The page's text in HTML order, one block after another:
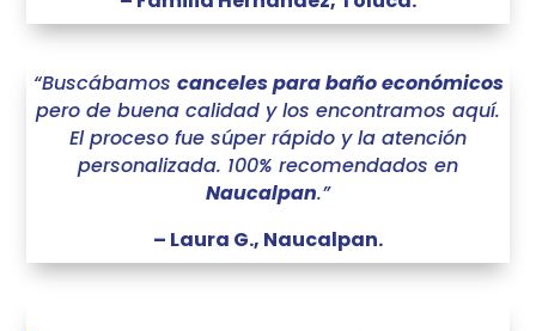
“Buscábamos canceles para baño económicos
pero de buena calidad y los encontramos aquí.
El proceso fue súper rápido y la atención
personalizada. 100% recomendados en
Naucalpan.”
– Laura G., Naucalpan.